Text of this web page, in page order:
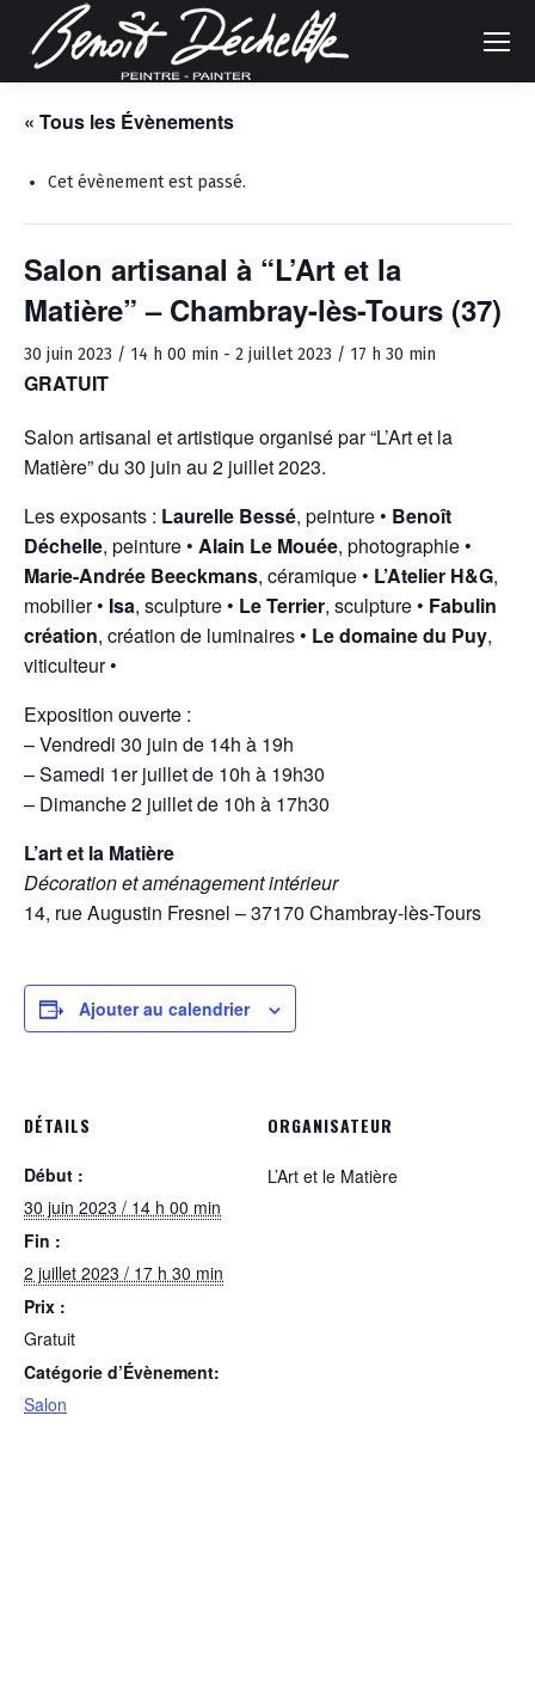
« Tous les Évènements
Cet évènement est passé.
Salon artisanal à “L’Art et la
Matière” – Chambray-lès-Tours (37)
30 juin 2023 / 14 h 00 min - 2 juillet 2023 / 17 h 30 min
GRATUIT
Salon artisanal et artistique organisé par “L’Art et la
Matière” du 30 juin au 2 juillet 2023.
Les exposants : Laurelle Bessé, peinture • Benoît
Déchelle, peinture • Alain Le Mouée, photographie •
Marie-Andrée Beeckmans, céramique • L’Atelier H&G,
mobilier • Isa, sculpture • Le Terrier, sculpture • Fabulin
création, création de luminaires • Le domaine du Puy,
viticulteur •
Exposition ouverte :
– Vendredi 30 juin de 14h à 19h
– Samedi 1er juillet de 10h à 19h30
– Dimanche 2 juillet de 10h à 17h30
L’art et la Matière
Décoration et aménagement intérieur
14, rue Augustin Fresnel – 37170 Chambray-lès-Tours
Ajouter au calendrier
DÉTAILS
Début :
30 juin 2023 / 14 h 00 min
Fin :
2 juillet 2023 / 17 h 30 min
Prix :
Gratuit
Catégorie d’Évènement:
Salon
ORGANISATEUR
L’Art et le Matière